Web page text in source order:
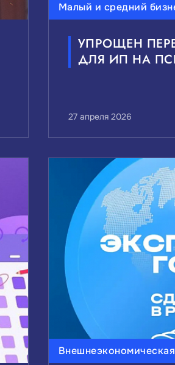
Малый и средний
УПРОЩЕН
ДЛЯ ИП НА
27 апреля 2026